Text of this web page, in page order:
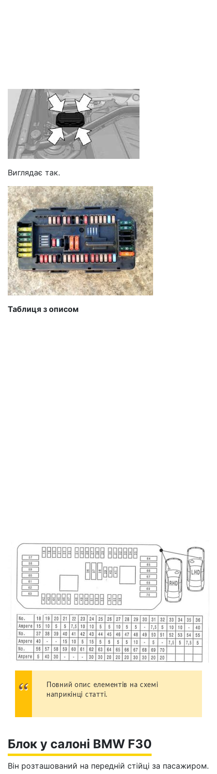
Виглядає так.
Таблиця з описом
Повний опис елементів на схемі
наприкінці статті.
Блок у салоні BMW F30
Він розташований на передній стійці за пасажиром.